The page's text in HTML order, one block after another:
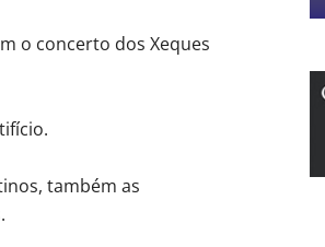
o concerto dos Xeques
também as